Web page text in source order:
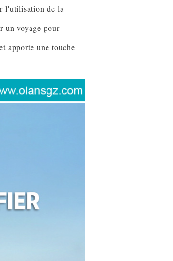
l'utilisation de la
un voyage pour
apporte une touche